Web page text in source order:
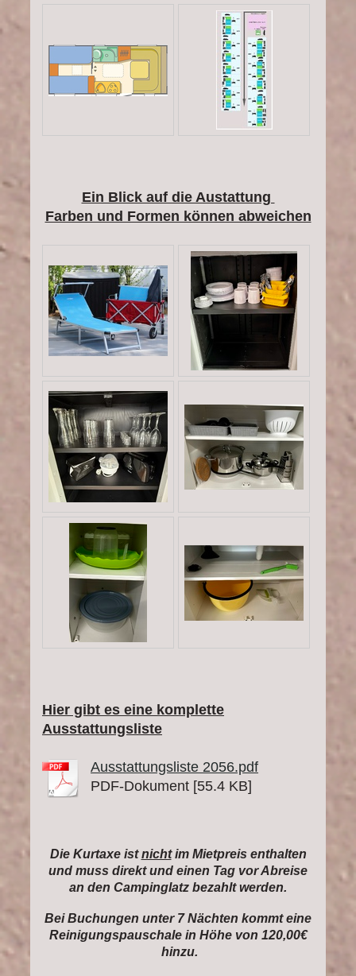
Ein Blick auf die Austattung
Farben und Formen können abweichen
Hier gibt es eine komplette
Ausstattungsliste
Ausstattungsliste 2056.pdf
PDF-Dokument [55.4 KB]
Die Kurtaxe istnichtim Mietpreis enthalten
und muss direkt und einen Tag vor Abreise
an den Campinglatz bezahlt werden.
Bei Buchungen unter 7 Nächten kommt eine
Reinigungspauschale in Höhe von 120,00€
hinzu.